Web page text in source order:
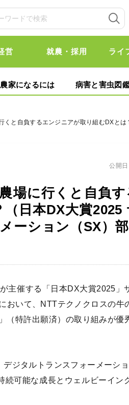
営 就農・採用 ライ
農家になるには 病害と害虫図
くと自負するエンジニアが取り組むDX
場に行くと自負
日本DX大賞2025
ーション（SX）
公開
主催する「日本DX大賞2025」
おいて、NTTテクノクロスの牛
（特許出願済）の取り組みが優
ジタルトランスフォーメーシ
続可能な成長とウェルビーイン